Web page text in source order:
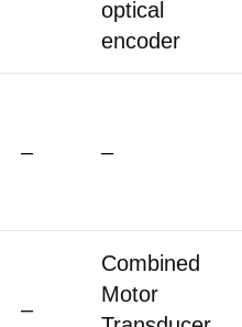
optical
encoder
– –
–
Combined
Motor